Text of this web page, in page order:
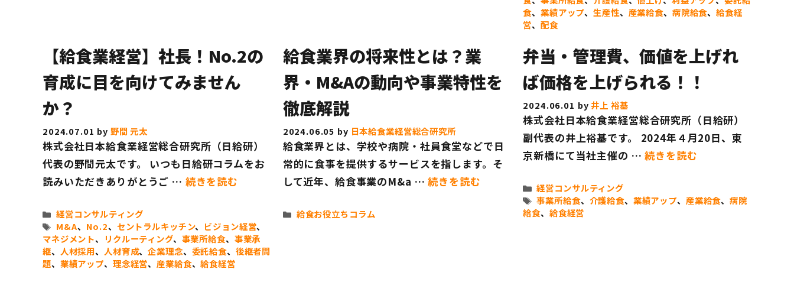
リ
ー
食、業績アップ、生産性、 産業給食、 病院給食、給食経
営、配食
【給食業経営】社長！No.2の
育成に目を向けてみません
か？
2024.07.01 by 野間 元太
株式会社日本給食業経営総合研究所（日給研）
代表の野間元太です。 いつも日給研コラムをお
読みいただきありがとうご … 続きを読む
カ
テ
ゴ
リ
ー
経営コンサルティング
タ
グ
M&A、 No.2、 セントラルキッチン、 ビジョン経営、
マネジメント、 リクルーティング、 事業所給食、 事業承
継、 人材採用、 人材育成、企業理念、 委託給食、 後継者問
題、 業績アップ、 理念経営、産業給食、給食経営
給食業界の将来性とは？業
界・M&Aの動向や事業特性を
徹底解説
2024.06.05 by 日本給食業経営総合研究所
給食業界とは、学校や病院・社員食堂などで日
常的に食事を提供するサービスを指します。そ
して近年、給食事業のM&a …続きを読む
カ
給食お役立ちコラム
弁当・管理費、価値を上げれ
ば価格を上げられる！！
2024.06.01 by井上 裕基
株式会社日本給食業経営総合研究所（日給研）
副代表の井上裕基です。 2024年４月20日、東
京新橋にて当社主催の …続きを読む
カ
テ
ゴ
経営コンサルティング
タ
グ
事業所給食、 介護給食、 業績アップ、 産業給食、病院
給食、 給食経営